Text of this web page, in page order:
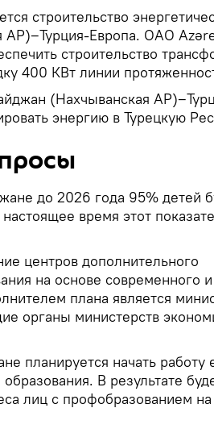
строительство
АР)‒Турция-Европа. ОАО
строительство
400 КВт линии
(Нахчыванская
энергию в Турецкую
до 2026 года 95% детей
время этот
центров дополнительного
на основе современного
плана является
органы министерств
планируется начать
В результате
лиц с профобразованием